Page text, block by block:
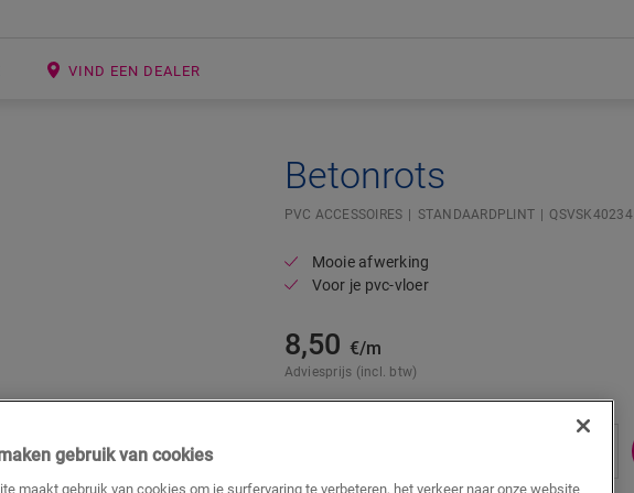
VIND EEN DEALER
Betonrots
PVC ACCESSOIRES STANDAARDPLINT QSVSK40234
Mooie afwerking
Voor je pvc-vloer
8,50 €/m
Adviesprijs (incl. btw)
gebruik van cookies
maakt gebruik van cookies om je surfervaring te verbeteren, het verkeer naar onze website